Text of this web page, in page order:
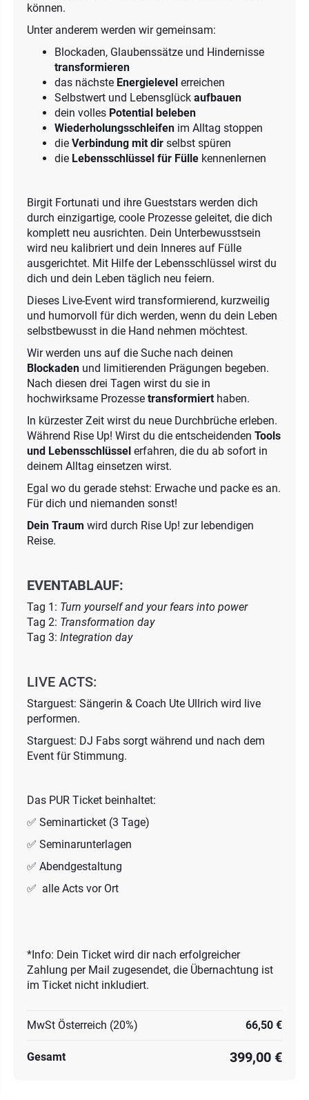
können.
Unter anderem werden wir gemeinsam:
Blockaden, Glaubenssätze und Hindernisse
transformieren
das nächste Energielevel erreichen
Selbstwert und Lebensglück aufbauen
dein volles Potential beleben
Wiederholungsschleifen im Alltag stoppen
die Verbindung mit dir selbst spüren
die Lebensschlüssel für Fülle kennenlernen
Birgit Fortunati und ihre Gueststars werden dich
durch einzigartige, coole Prozesse geleitet, die dich
komplett neu ausrichten. Dein Unterbewusstsein
wird neu kalibriert und dein Inneres auf Fülle
ausgerichtet. Mit Hilfe der Lebensschlüssel wirst du
dich und dein Leben täglich neu feiern.
Dieses Live-Event wird transformierend, kurzweilig
und humorvoll für dich werden, wenn du dein Leben
selbstbewusst in die Hand nehmen möchtest.
Wir werden uns auf die Suche nach deinen
Blockaden und limitierenden Prägungen begeben.
Nach diesen drei Tagen wirst du sie in
hochwirksame Prozesse transformiert haben.
In kürzester Zeit wirst du neue Durchbrüche erleben.
Während Rise Up! Wirst du die entscheidenden Tools
und Lebensschlüssel erfahren, die du ab sofort in
deinem Alltag einsetzen wirst.
Egal wo du gerade stehst: Erwache und packe es an.
Für dich und niemanden sonst!
Dein Traum wird durch Rise Up! zur lebendigen
Reise.
EVENTABLAUF:
Tag 1: Turn yourself and your fears into power
Tag 2: Transformation day
Tag 3: Integration day
LIVE ACTS:
Starguest: Sängerin & Coach Ute Ullrich wird live
performen.
Starguest: DJ Fabs sorgt während und nach dem
Event für Stimmung.
Das PUR Ticket beinhaltet:
✅ Seminarticket (3 Tage)
✅ Seminarunterlagen
✅ Abendgestaltung
✅ alle Acts vor Ort
*Info: Dein Ticket wird dir nach erfolgreicher
Zahlung per Mail zugesendet, die Übernachtung ist
im Ticket nicht inkludiert.
MwSt Österreich (20%) 66,50 €
Gesamt 399,00 €